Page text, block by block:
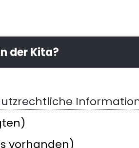
der Kita?
vorhanden)